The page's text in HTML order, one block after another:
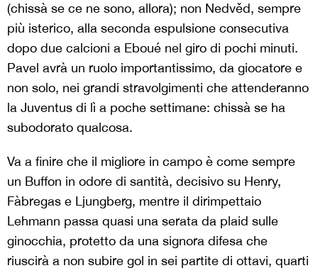
(chissà se ce ne sono, allora); non Nedvěd, sempre
più isterico, alla seconda espulsione consecutiva
dopo due calcioni a Eboué nel giro di pochi minuti.
Pavel avrà un ruolo importantissimo, da giocatore e
non solo, nei grandi stravolgimenti che attenderanno
la Juventus di lì a poche settimane: chissà se ha
subodorato qualcosa.
Va a finire che il migliore in campo è come sempre
un Buffon in odore di santità, decisivo su Henry,
Fàbregas e Ljungberg, mentre il dirimpettaio
Lehmann passa quasi una serata da plaid sulle
ginocchia, protetto da una signora difesa che
riuscirà a non subire gol in sei partite di ottavi, quarti